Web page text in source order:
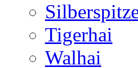
Tigerhai
Walhai